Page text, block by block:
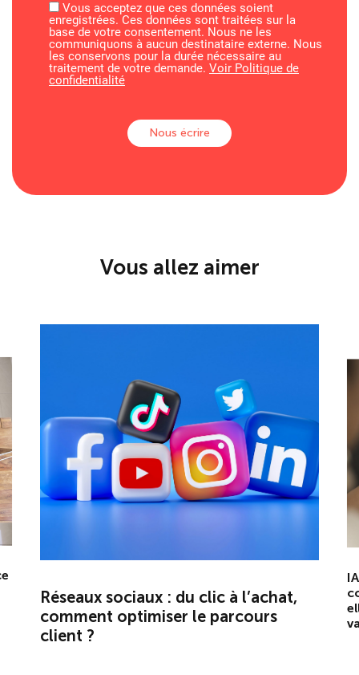
Vous acceptez que ces données soient
enregistrées. Ces données sont traitées sur la
base de votre consentement. Nous ne les
communiquons à aucun destinataire externe. Nous
les conservons pour la durée nécessaire au
traitement de votre demande. Voir Politique de
confidentialité
Vous allez aimer
Réseaux sociaux : du clic à l’achat,
comment optimiser le parcours
client ?